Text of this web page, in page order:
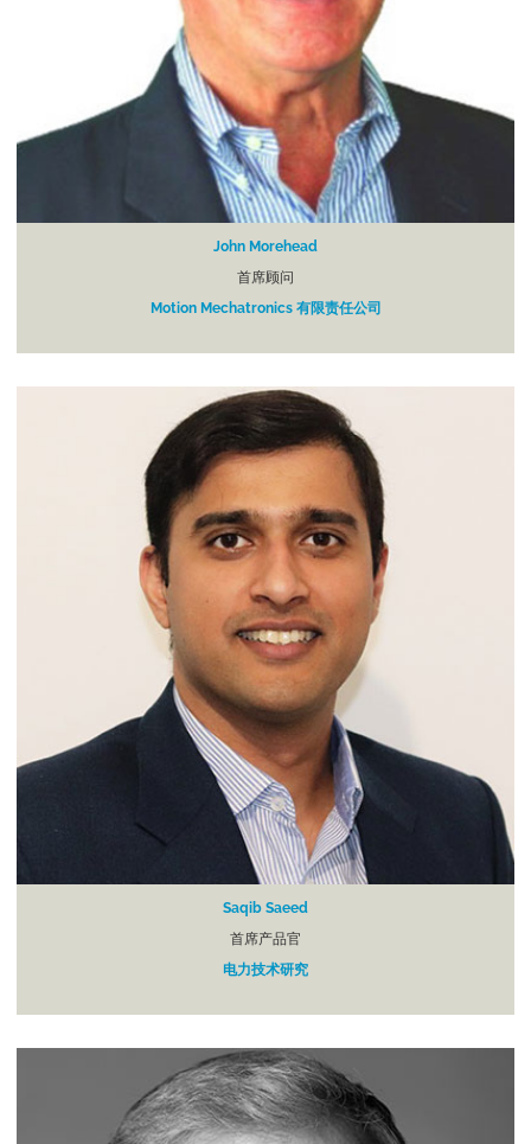
John Morehead
首席顾问
Motion Mechatronics 有限责任公司
Saqib Saeed
首席产品官
电力技术研究